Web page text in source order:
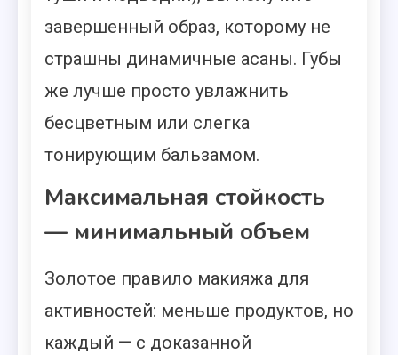
завершенный образ, которому не
страшны динамичные асаны. Губы
же лучше просто увлажнить
бесцветным или слегка
тонирующим бальзамом.
Максимальная стойкость
— минимальный объем
Золотое правило макияжа для
активностей: меньше продуктов, но
каждый — с доказанной